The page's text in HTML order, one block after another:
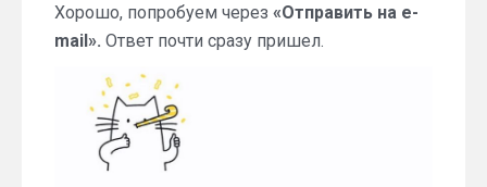
Хорошо, попробуем через «Отправить на e-
mail». Ответ почти сразу пришел.